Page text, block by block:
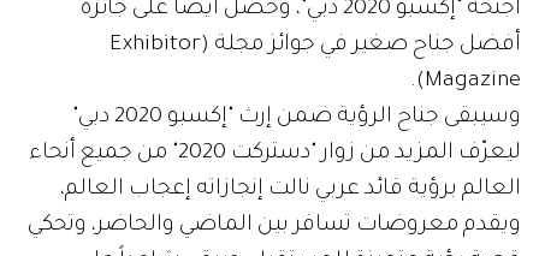
أجنحة "إكسبو 2020 دبي"، وحصل أيضاً على جائزة
أفضل جناح صغير في جوائز مجلة (Exhibitor
Magazine).
وسيبقى جناح الرؤية ضمن إرث "إكسبو 2020 دبي"
ليعرّف المزيد من زوار "دستركت 2020" من جميع أنحاء
العالم برؤية قائد عربي نالت إنجازاته إعجاب العالم،
ويقدم معروضات تسافر بين الماضي والحاضر، وتحكي